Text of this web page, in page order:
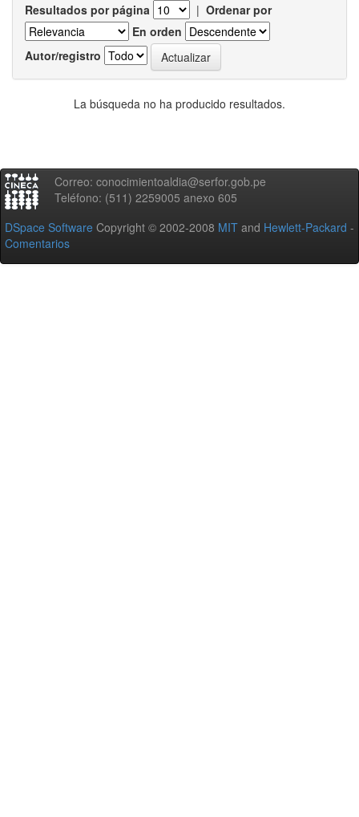
Resultados por página | Ordenar por
En orden
Autor/registro
La búsqueda no ha producido resultados.
Correo: conocimientoaldia@serfor.gob.pe
Teléfono: (511) 2259005 anexo 605
DSpace Software Copyright © 2002-2008 MIT and Hewlett-Packard -
Comentarios